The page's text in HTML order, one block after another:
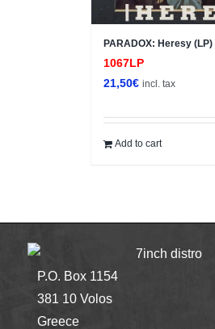
PARADOX: Heresy (LP)
1067LP
21,50€ incl. tax
Add to cart
7inch distro
P.O. Box 1154
381 10 Volos
Greece